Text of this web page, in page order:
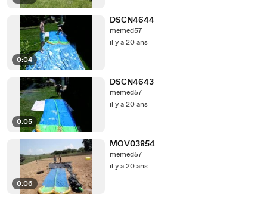
0:04
DSCN4644
memed57
il y a 20 ans
0:05
DSCN4643
memed57
il y a 20 ans
0:06
MOV03854
memed57
il y a 20 ans